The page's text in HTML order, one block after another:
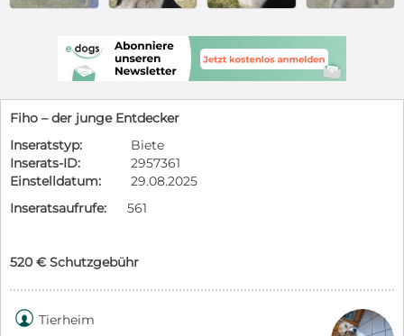
Fiho – der junge Entdecker
Inseratstyp:
Biete
Inserats-ID:
2957361
Einstelldatum:
29.08.2025
Inseratsaufrufe:
561
520 € Schutzgebühr
 Tierheim